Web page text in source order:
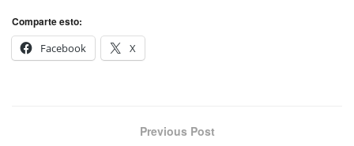
Comparte esto:
Facebook
X
Previous Post